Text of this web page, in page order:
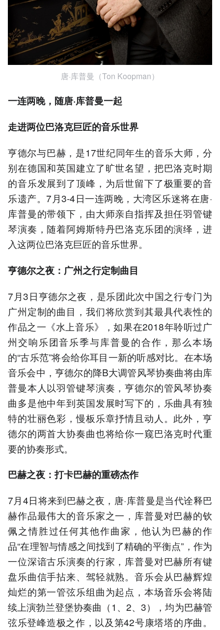
唐·库普曼（Ton Koopman）
一连两晚，随唐·库普曼一起
走进两位巴洛克巨匠的音乐世界
亨德尔与巴赫，是17世纪同年生的音乐大师，分
别在德国和英国建立了旷世名望，把巴洛克时期
的音乐发展到了顶峰，为后世留下了极重要的音
乐遗产。7月3-4日一连两晚，大湾区乐迷将在唐·
库普曼的带领下，由大师亲自指挥及担任羽管键
琴演奏，随着阿姆斯特丹巴洛克乐团的演绎，进
入这两位巴洛克巨匠的音乐世界。
亨德尔之夜：广州之行定制曲目
7月3日亨德尔之夜，是乐团此次中国之行专门为
广州定制的曲目，我们将欣赏到其最具代表性的
作品之一《水上音乐》，如果在2018年聆听过广
州交响乐团音乐季与库普曼的合作，那么本场
的“古乐范”将会给你耳目一新的听感对比。在本场
音乐会中，亨德尔的降B大调管风琴协奏曲将由库
普曼本人以羽管键琴演奏，亨德尔的管风琴协奏
曲多是他中年到英国发展时写下的，乐曲具有独
特的壮丽⾊彩，慢板乐章抒情且动⼈。此外，亨
德尔的两首大协奏曲也将给你一窥巴洛克时代重
要的协奏形式。
巴赫之夜：打卡巴赫的重磅杰作
7月4日将来到巴赫之夜，唐·库普曼是当代诠释巴
赫作品最伟大的音乐家之一，库普曼对巴赫的钦
佩之情胜过任何其他作曲家，他认为巴赫的作
品“在理智与情感之间找到了精确的平衡点”，作为
一位深谙古乐演奏的行家，库普曼对巴赫所有键
盘乐曲信手拈来、驾轻就熟。音乐会从巴赫辉煌
灿烂的第一管弦乐组曲为起点，本场音乐会将陆
续上演勃兰登堡协奏曲（1、2、3），均为巴赫管
弦乐登峰造极之作，以及第42号康塔塔的序曲。